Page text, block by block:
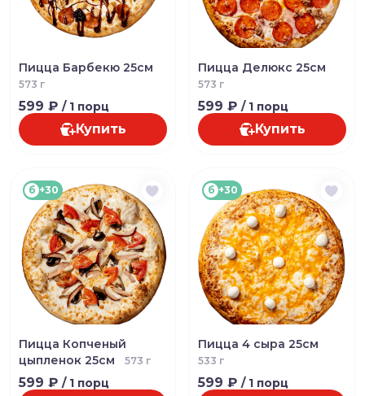
Пицца Барбекю 25см
573 г
599 ₽ / 1 порц
Купить
Пицца Делюкс 25см
573 г
599 ₽ / 1 порц
Купить
б +30
Пицца Копченый
цыпленок 25см
573 г
599 ₽ / 1 порц
б +30
Пицца 4 сыра 25см
533 г
599 ₽ / 1 порц